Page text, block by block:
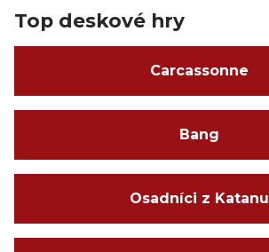
Top deskové hry
Carcassonne
Bang
Osadníci z Katanu